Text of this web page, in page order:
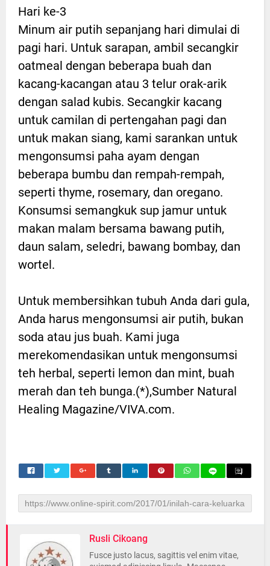
Hari ke-3
Minum air putih sepanjang hari dimulai di
pagi hari. Untuk sarapan, ambil secangkir
oatmeal dengan beberapa buah dan
kacang-kacangan atau 3 telur orak-arik
dengan salad kubis. Secangkir kacang
untuk camilan di pertengahan pagi dan
untuk makan siang, kami sarankan untuk
mengonsumsi paha ayam dengan
beberapa bumbu dan rempah-rempah,
seperti thyme, rosemary, dan oregano.
Konsumsi semangkuk sup jamur untuk
makan malam bersama bawang putih,
daun salam, seledri, bawang bombay, dan
wortel.
Untuk membersihkan tubuh Anda dari gula,
Anda harus mengonsumsi air putih, bukan
soda atau jus buah. Kami juga
merekomendasikan untuk mengonsumsi
teh herbal, seperti lemon dan mint, buah
merah dan teh bunga.(*),Sumber Natural
Healing Magazine/VIVA.com.
Rusli Cikoang
Fusce justo lacus, sagittis vel enim vitae,